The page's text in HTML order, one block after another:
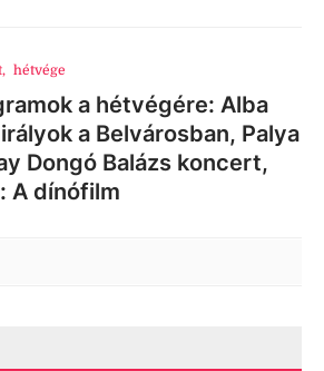
, hétvége
a hétvégére: Alba
a Belvárosban, Palya
Dongó Balázs koncert,
A dínófilm